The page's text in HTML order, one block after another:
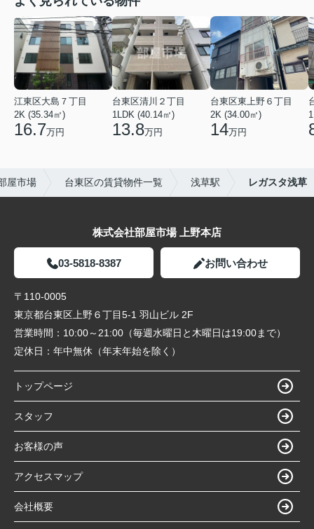
江東区大島７丁目
2K (35.34㎡)
16.7万円
台東区清川２丁目
1LDK (40.14㎡)
13.8万円
台東区東上野６丁目
2K (34.00㎡)
14万円
屋市場 台東区の賃貸物件一覧 浅草駅 レガスタ浅草
株式会社部屋市場 上野本店
03-5818-8387 お問い合わせ
〒110-0005
東京都台東区上野６丁目5-1 羽山ビル 2F
営業時間： 10:00～21:00（毎週水曜日と木曜日は19:00まで）
定休日： 年中無休（年末年始を除く）
トップページ
スタッフ
お客様の声
アクセスマップ
会社概要